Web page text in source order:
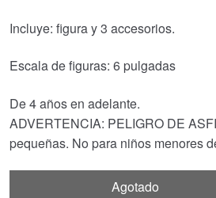
Incluye: figura y 3 accesorios.
Escala de figuras: 6 pulgadas
De 4 años en adelante.
ADVERTENCIA: PELIGRO DE
pequeñas. No para niños menores
Agotado